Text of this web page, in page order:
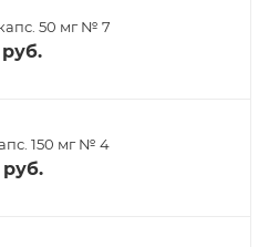
50 мг № 7
150 мг № 4
руб.